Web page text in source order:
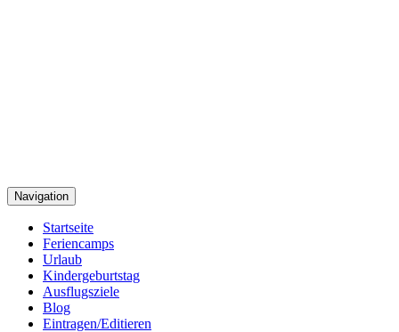
Navigation
Startseite
Feriencamps
Urlaub
Kindergeburtstag
Ausflugsziele
Blog
Eintragen/Editieren